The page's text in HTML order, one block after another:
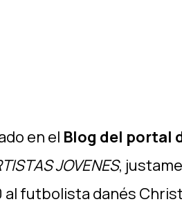
en el Blog del portal
JOVENES,
futbolista danés